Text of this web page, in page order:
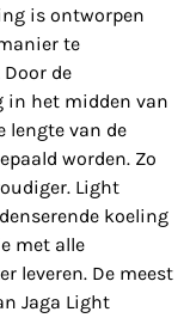
is ontworpen
te
de
in het midden van
lengte van de
worden. Zo
Light
koeling
met alle
leveren. De meest
Jaga Light